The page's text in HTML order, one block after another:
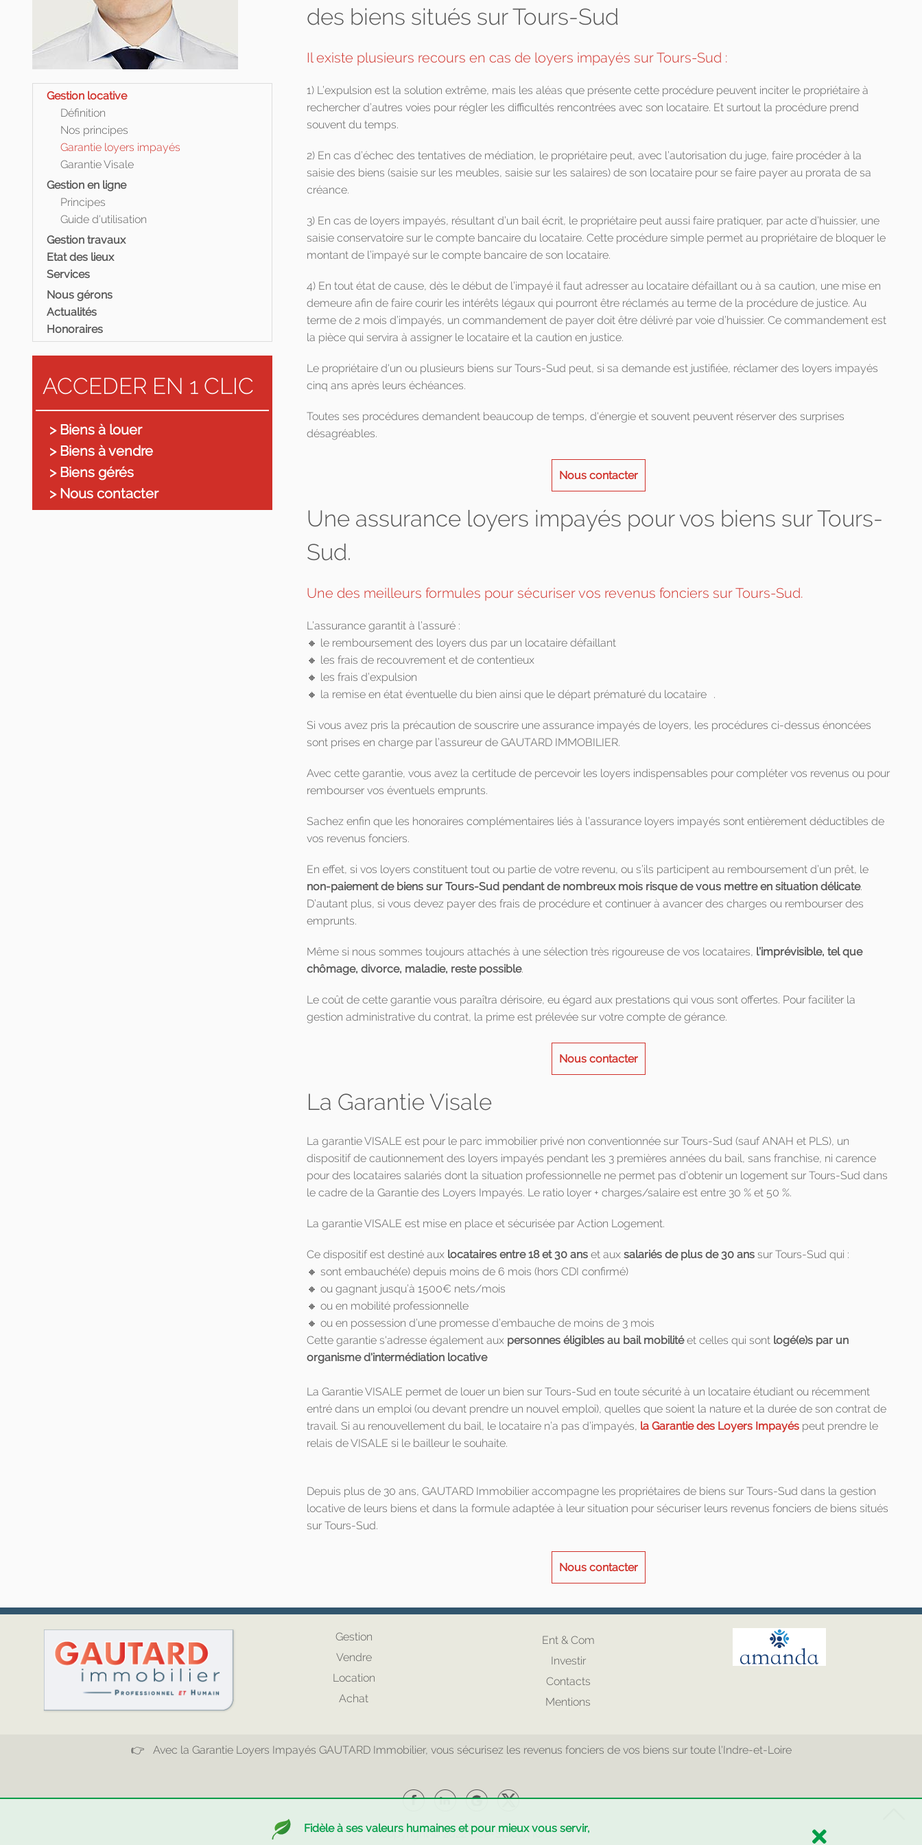
Gestion locative
Définition
Nos principes
Garantie loyers impayés
Garantie Visale
Gestion en ligne
Principes
Guide d'utilisation
Gestion travaux
Etat des lieux
Services
Nous gérons
Actualités
Honoraires
ACCEDER EN 1 CLIC
> Biens à louer
> Biens à vendre
> Biens gérés
> Nous contacter
des biens situés sur Tours-Sud
Il existe plusieurs recours en cas de loyers impayés sur Tours-Sud :
1) L’expulsion est la solution extrême, mais les aléas que présente cette procédure peuvent inciter le propriétaire à
rechercher d’autres voies pour régler les difficultés rencontrées avec son locataire. Et surtout la procédure prend
souvent du temps.
2) En cas d’échec des tentatives de médiation, le propriétaire peut, avec l’autorisation du juge, faire procéder à la
saisie des biens (saisie sur les meubles, saisie sur les salaires) de son locataire pour se faire payer au prorata de sa
créance.
3) En cas de loyers impayés, résultant d’un bail écrit, le propriétaire peut aussi faire pratiquer, par acte d’huissier, une
saisie conservatoire sur le compte bancaire du locataire. Cette procédure simple permet au propriétaire de bloquer le
montant de l’impayé sur le compte bancaire de son locataire.
4) En tout état de cause, dès le début de l’impayé il faut adresser au locataire défaillant ou à sa caution, une mise en
demeure afin de faire courir les intérêts légaux qui pourront être réclamés au terme de la procédure de justice. Au
terme de 2 mois d’impayés, un commandement de payer doit être délivré par voie d’huissier. Ce commandement est
la pièce qui servira à assigner le locataire et la caution en justice.
Le propriétaire d'un ou plusieurs biens sur Tours-Sud peut, si sa demande est justifiée, réclamer des loyers impayés
cinq ans après leurs échéances.
Toutes ses procédures demandent beaucoup de temps, d'énergie et souvent peuvent réserver des surprises
désagréables.
Nous contacter
Une assurance loyers impayés pour vos biens sur Tours-
Sud.
Une des meilleurs formules pour sécuriser vos revenus fonciers sur Tours-Sud.
L’assurance garantit à l’assuré :
🔸 le remboursement des loyers dus par un locataire défaillant
🔸 les frais de recouvrement et de contentieux
🔸 les frais d’expulsion
🔸 la remise en état éventuelle du bien ainsi que le départ prématuré du locataire .
Si vous avez pris la précaution de souscrire une assurance impayés de loyers, les procédures ci-dessus énoncées
sont prises en charge par l’assureur de GAUTARD IMMOBILIER.
Avec cette garantie, vous avez la certitude de percevoir les loyers indispensables pour compléter vos revenus ou pour
rembourser vos éventuels emprunts.
Sachez enfin que les honoraires complémentaires liés à l’assurance loyers impayés sont entièrement déductibles de
vos revenus fonciers.
En effet, si vos loyers constituent tout ou partie de votre revenu, ou s’ils participent au remboursement d’un prêt, le
non-paiement de biens sur Tours-Sud pendant de nombreux mois risque de vous mettre en situation délicate.
D’autant plus, si vous devez payer des frais de procédure et continuer à avancer des charges ou rembourser des
emprunts.
Même si nous sommes toujours attachés à une sélection très rigoureuse de vos locataires, l’imprévisible, tel que
chômage, divorce, maladie, reste possible.
Le coût de cette garantie vous paraîtra dérisoire, eu égard aux prestations qui vous sont offertes. Pour faciliter la
gestion administrative du contrat, la prime est prélevée sur votre compte de gérance.
Nous contacter
La Garantie Visale
La garantie VISALE est pour le parc immobilier privé non conventionnée sur Tours-Sud (sauf ANAH et PLS), un
dispositif de cautionnement des loyers impayés pendant les 3 premières années du bail, sans franchise, ni carence
pour des locataires salariés dont la situation professionnelle ne permet pas d’obtenir un logement sur Tours-Sud dans
le cadre de la Garantie des Loyers Impayés. Le ratio loyer + charges/salaire est entre 30 % et 50 %.
La garantie VISALE est mise en place et sécurisée par Action Logement.
Ce dispositif est destiné aux locataires entre 18 et 30 ans et aux salariés de plus de 30 ans sur Tours-Sud qui :
🔸 sont embauché(e) depuis moins de 6 mois (hors CDI confirmé)
🔸 ou gagnant jusqu’à 1500€ nets/mois
🔸 ou en mobilité professionnelle
🔸 ou en possession d’une promesse d’embauche de moins de 3 mois
Cette garantie s'adresse également aux personnes éligibles au bail mobilitéet celles qui sont logé(e)s par un
organisme d'intermédiation locative
La Garantie VISALE permet de louer un bien sur Tours-Sud en toute sécurité à un locataire étudiant ou récemment
entré dans un emploi (ou devant prendre un nouvel emploi), quelles que soient la nature et la durée de son contrat de
travail. Si au renouvellement du bail, le locataire n’a pas d’impayés, la Garantie des Loyers Impayés peut prendre le
relais de VISALE si le bailleur le souhaite.
Depuis plus de 30 ans, GAUTARD Immobilier accompagne les propriétaires de biens sur Tours-Sud dans la gestion
locative de leurs biens et dans la formule adaptée à leur situation pour sécuriser leurs revenus fonciers de biens situés
sur Tours-Sud.
Nous contacter
Fidèle à ses valeurs humaines et pour mieux vous servir,
Gestion
Vendre
Location
Achat
Ent & Com
Investir
Contacts
Mentions
👉 Avec la Garantie Loyers Impayés GAUTARD Immobilier, vous sécurisez les revenus fonciers de vos biens sur toute l'Indre-et-Loire
Copyright © 2022 CEP- SOCOTIC